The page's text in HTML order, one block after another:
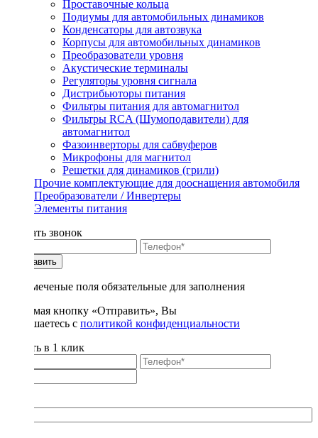
Проставочные кольца
Подиумы для автомобильных динамиков
Конденсаторы для автозвука
Корпусы для автомобильных динамиков
Преобразователи уровня
Акустические терминалы
Регуляторы уровня сигнала
Дистрибьюторы питания
Фильтры питания для автомагнитол
Фильтры RCA (Шумоподавители) для
автомагнитол
Фазоинверторы для сабвуферов
Микрофоны для магнитол
Решетки для динамиков (грили)
Прочие комплектующие для дооснащения автомобиля
Преобразователи / Инвертеры
Элементы питания
Заказать звонок
Отправить
* - отмеченые поля обязательные для заполнения
Нажимая кнопку «Отправить», Вы
соглашаетесь с политикой конфиденциальности
Купить в 1 клик